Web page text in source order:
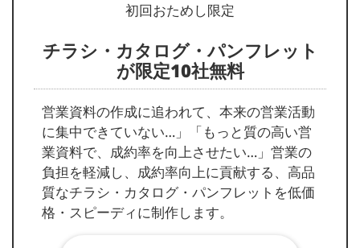
初回おためし限定
チラシ・カタログ・パンフレット
が限定10社無料
営業資料の作成に追われて、本来の営業活動
に集中できていない…」「もっと質の高い営
業資料で、成約率を向上させたい…」営業の
負担を軽減し、成約率向上に貢献する、高品
質なチラシ・カタログ・パンフレットを低価
格・スピーディに制作します。